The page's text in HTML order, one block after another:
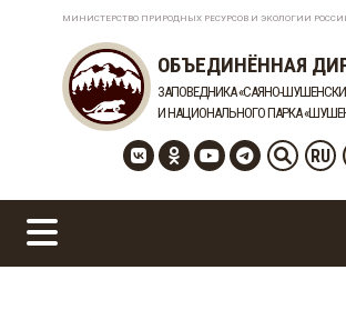
МИНИСТЕРСТВО ПРИРОДНЫХ РЕСУРСОВ И ЭКОЛОГИИ
ОБЪЕДИНЁННАЯ
ЗАПОВЕДНИКА «САЯНО-
И НАЦИОНАЛЬНОГО ПАРКА
RU